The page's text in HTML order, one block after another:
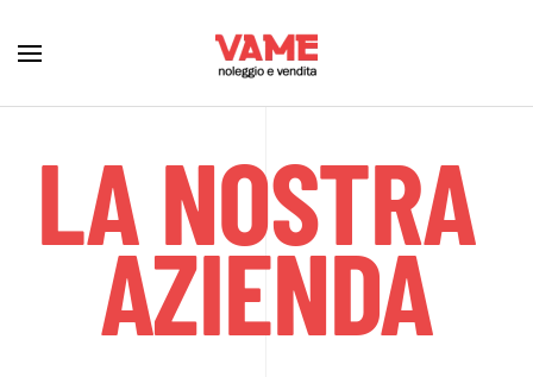
LA NOSTRA
AZIENDA